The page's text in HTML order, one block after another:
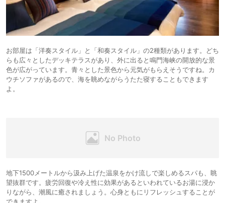
お部屋は「洋奏スタイル」と「和奏スタイル」の2種類があります。どち
らも広々としたデッキテラスがあり、外に出ると鳴門海峡の開放的な景
色が広がっています。青々とした景色から元気がもらえそうですね。カ
ウチソファがあるので、海を眺めながらうたた寝することもできます
よ。
地下1500メートルから汲み上げた温泉をかけ流しで楽しめるスパも、眺
望抜群です。疲労回復や冷え性に効果があるといわれているお湯に浸か
りながら、潮風に癒されましょう。心身ともにリフレッシュすることが